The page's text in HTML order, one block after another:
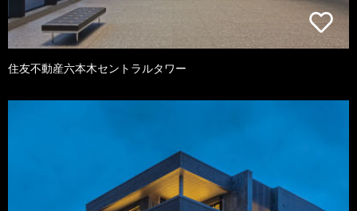
住友不動産六本木セントラルタワー